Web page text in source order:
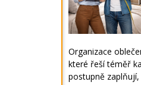
Organizace
které řeší téměř
postupně